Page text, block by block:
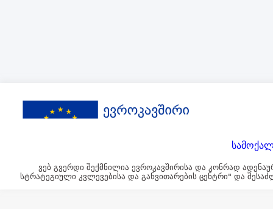
ვებ გვერდი შექმნილია ევროკავშირისა და კონრად
სტრატეგიული კვლევებისა და განვითარების ცენტრი" და